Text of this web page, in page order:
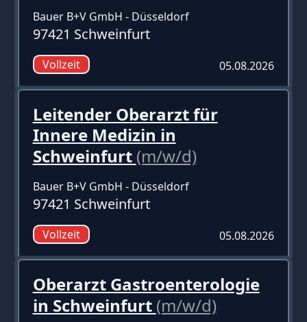
Bauer B+V GmbH - Düsseldorf
97421 Schweinfurt
Vollzeit 05.08.2026
Leitender Oberarzt für
Innere Medizin in
Schweinfurt (m/w/d)
Bauer B+V GmbH - Düsseldorf
97421 Schweinfurt
Vollzeit 05.08.2026
Oberarzt Gastroenterologie
in Schweinfurt (m/w/d)